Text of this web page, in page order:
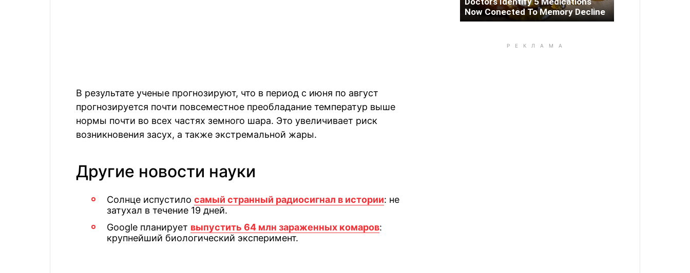
В результате ученые прогнозируют, что в период с июня по август
прогнозируется почти повсеместное преобладание температур выше
нормы почти во всех частях земного шара. Это увеличивает риск
возникновения засух, а также экстремальной жары.
Другие новости науки
Солнце испустило самый странный радиосигнал в истории: не
затухал в течение 19 дней.
Google планирует выпустить 64 млн зараженных комаров:
крупнейший биологический эксперимент.